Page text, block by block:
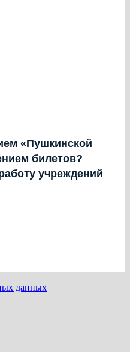
«Пушкинской
билетов?
учреждений
данных